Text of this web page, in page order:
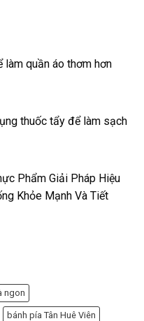
quần áo thơm hơn
thuốc tẩy để làm sạch
Phẩm Giải Pháp Hiệu
Khỏe Mạnh Và Tiết
ngon
bánh pía Tân Huê Viên